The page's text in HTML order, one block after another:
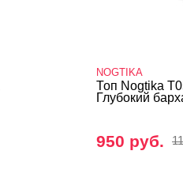
NOGTIKA
Топ Nogtika
Глубокий
950 руб.